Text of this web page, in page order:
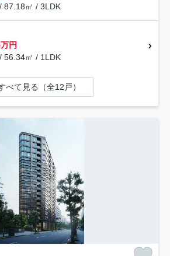
87.18㎡ / 3LDK
円
56.34㎡ / 1LDK
べて見る（全12戸）